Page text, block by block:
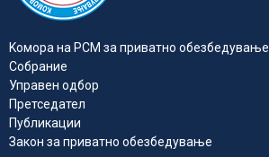
Kомора на РСМ за приватно обезбедувањe
Собрание
Управен одбор
Претседател
Публикации
Закон за приватно обезбедување